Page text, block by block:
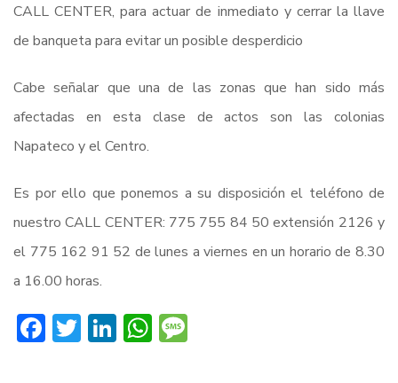
CALL CENTER, para actuar de inmediato y cerrar la llave
de banqueta para evitar un posible desperdicio
Cabe señalar que una de las zonas que han sido más
afectadas en esta clase de actos son las colonias
Napateco y el Centro.
Es por ello que ponemos a su disposición el teléfono de
nuestro CALL CENTER: 775 755 84 50 extensión 2126 y
el 775 162 91 52 de lunes a viernes en un horario de 8.30
a 16.00 horas.
Facebook
Twitter
LinkedIn
WhatsApp